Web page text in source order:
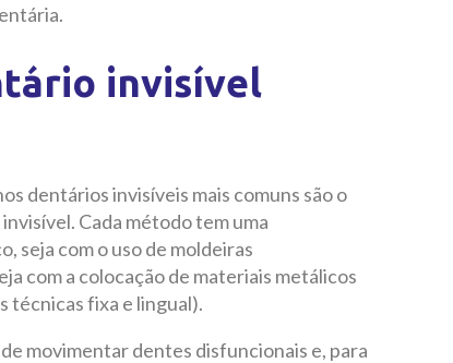
invisível
dentários invisíveis mais comuns são o
Cada método tem uma
seja com o uso de moldeiras
com a colocação de materiais metálicos
técnicas fixa e lingual).
movimentar dentes disfuncionais e, para